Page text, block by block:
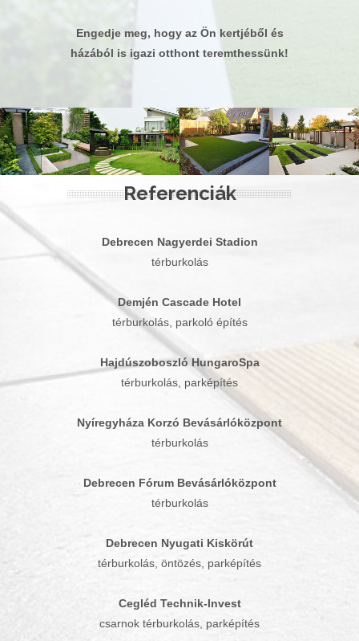
Engedje meg, hogy az Ön kertjéből és
házából is igazi otthont teremthessünk!
Referenciák
Debrecen Nagyerdei Stadion
térburkolás
Demjén Cascade Hotel
térburkolás, parkoló építés
Hajdúszoboszló HungaroSpa
térburkolás, parképítés
Nyíregyháza Korzó Bevásárlóközpont
térburkolás
Debrecen Fórum Bevásárlóközpont
térburkolás
Debrecen Nyugati Kiskörút
térburkolás, öntözés, parképítés
Cegléd Technik-Invest
csarnok térburkolás, parképítés